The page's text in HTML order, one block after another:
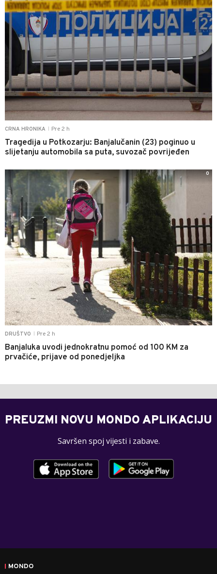
CRNA HRONIKA Pre 2 h
Tragedija u Potkozarju: Banjalučanin (23) poginuo u
slijetanju automobila sa puta, suvozač povrijeđen
DRUŠTVO Pre 2 h
Banjaluka uvodi jednokratnu pomoć od 100 KM za
prvačiće, prijave od ponedjeljka
0
PREUZMI NOVU MONDO APLIKACIJU
Savršen spoj vijesti i zabave.
MONDO